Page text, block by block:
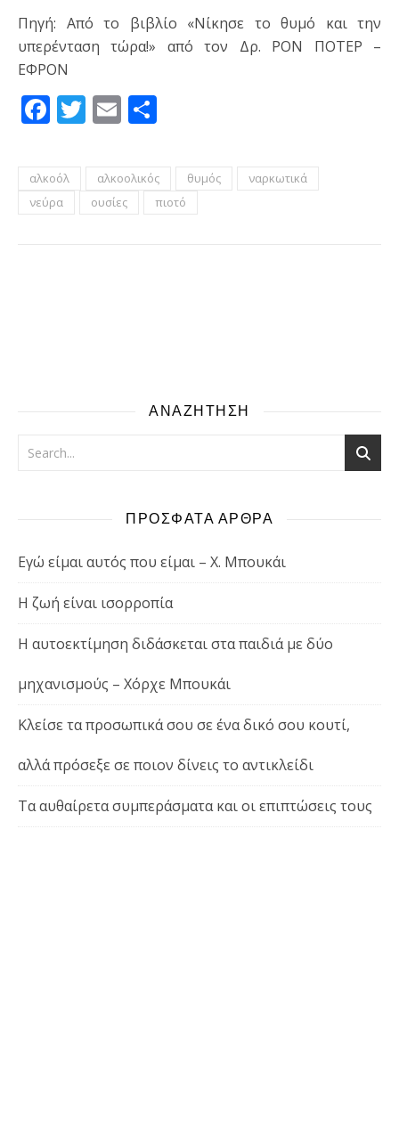
Πηγή: Από το βιβλίο «Νίκησε το θυμό και την
υπερένταση τώρα!» από τον Δρ. ΡΟΝ ΠΟΤΕΡ –
ΕΦΡΟΝ
Facebook
Twitter
Email
αλκοόλ αλκοολικός θυμός
ναρκωτικά
νεύρα
ουσίες πιοτό
ΑΝΑΖΗΤΗΣΗ
ΠΡΟΣΦΑΤΑ ΑΡΘΡΑ
Εγώ είμαι αυτός που είμαι – Χ. Μπουκάι
Η ζωή είναι ισορροπία
Η αυτοεκτίμηση διδάσκεται στα παιδιά με δύο
μηχανισμούς – Χόρχε Μπουκάι
Κλείσε τα προσωπικά σου σε ένα δικό σου κουτί,
αλλά πρόσεξε σε ποιον δίνεις το αντικλείδι
Τα αυθαίρετα συμπεράσματα και οι επιπτώσεις τους